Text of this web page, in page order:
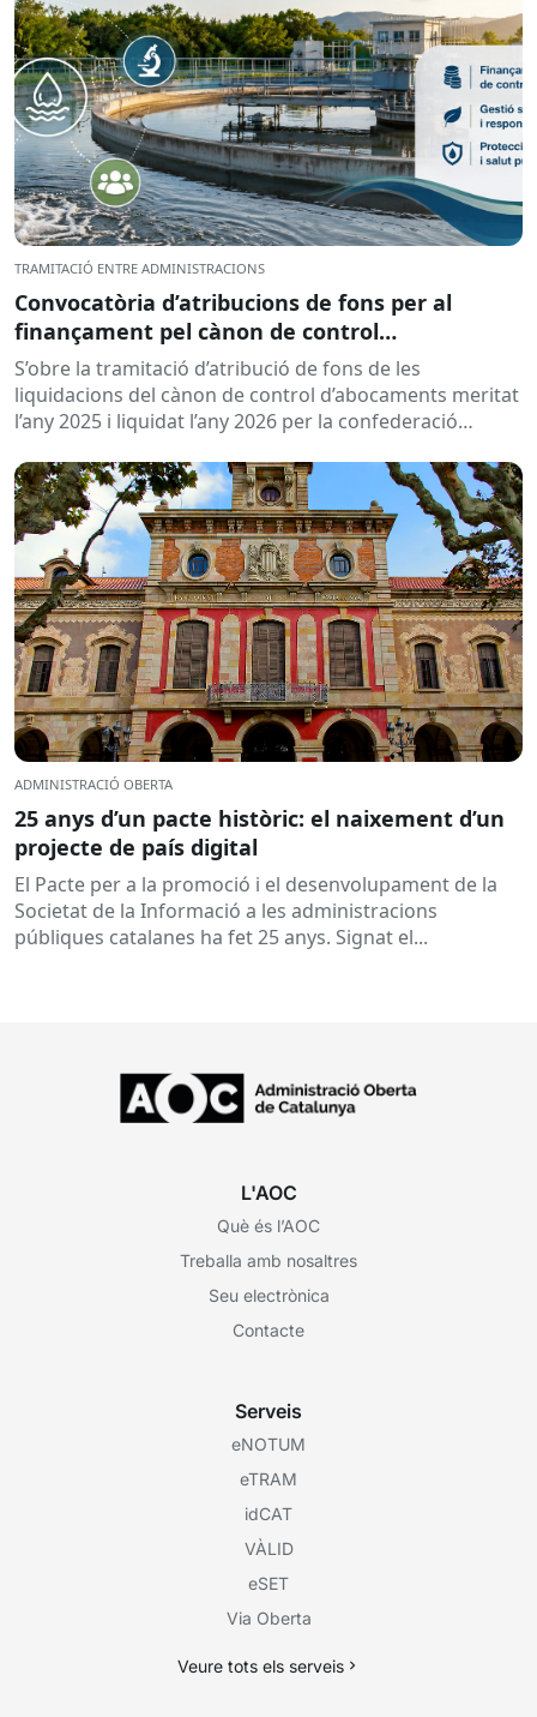
TRAMITACIÓ ENTRE ADMINISTRACIONS
Convocatòria d’atribucions de fons per al
finançament pel cànon de control
d’abocaments meritat l’any 2025 i liquidat l’any
2026
S’obre la tramitació d’atribució de fons de les
liquidacions del cànon de control d’abocaments meritat
l’any 2025 i liquidat l’any 2026 per la confederació
ADMINISTRACIÓ OBERTA
25 anys d’un pacte històric: el naixement d’un
projecte de país digital
El Pacte per a la promoció i el desenvolupament de la
Societat de la Informació a les administracions
públiques catalanes ha fet 25 anys. Signat el...
L'AOC
Què és l’AOC
Treballa amb nosaltres
Seu electrònica
Contacte
Serveis
eNOTUM
eTRAM
idCAT
VÀLID
eSET
Via Oberta
Veure tots els serveis